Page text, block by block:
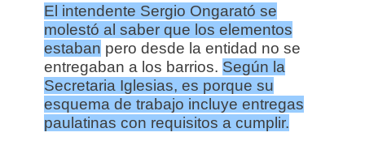
El intendente Sergio Ongarató se
molestó al saber que los elementos
estaban pero desde la entidad no se
entregaban a los barrios. Según la
Secretaria Iglesias, es porque su
esquema de trabajo incluye entregas
paulatinas con requisitos a cumplir.